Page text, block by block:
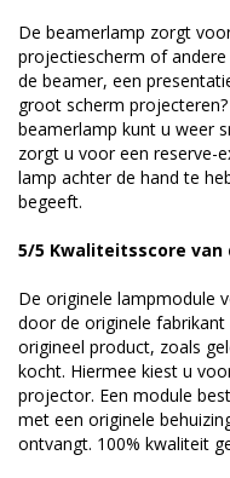
De beamerlamp zorgt
projectiescherm of
de beamer, een
groot scherm projecteren?
beamerlamp kunt u weer
zorgt u voor een reserve-
lamp achter de hand te
begeeft.
5/5 Kwaliteitsscore van
De originele lampmodule
door de originele
origineel product, zoals
kocht. Hiermee kiest u
projector. Een module
met een originele
ontvangt. 100% kwaliteit